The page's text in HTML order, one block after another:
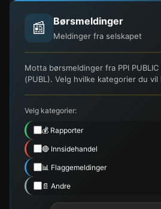
📰 Børsmeldinger
Meldinger fra selskapet
Motta børsmeldinger fra PPI PUBLIC
(PUBL). Velg hvilke kategorier du vil
Velg kategorier:
💰 Rapporter
🔴 Innsidehandel
📊 Flaggemeldinger
📄 Andre